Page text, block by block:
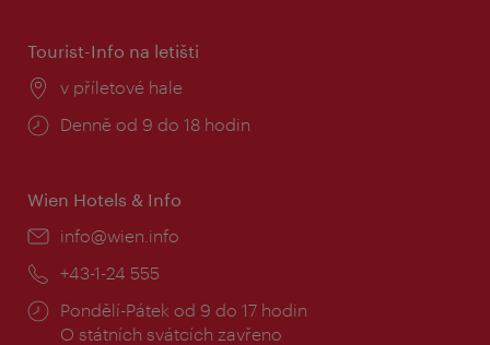
Tourist-Info na letišti
Místo:
v příletové hale
Provozní
Denně od 9 do 18 hodin
Wien Hotels & Info
E-
info@wien.info
Telefon:
+43-1-24 555
Provozní
doba:
Pondělí-Pátek od 9 do 17 hodin
O státních svátcích zavřeno